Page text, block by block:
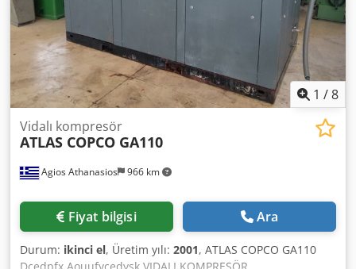
1 /8
Agios Athanasios 966 km
Vidalı kompresör
ATLAS COPCO GA110
Fiyat bilgisi Ara
Durum: ikinci el, Üretim yılı: 2001, ATLAS COPCO GA110